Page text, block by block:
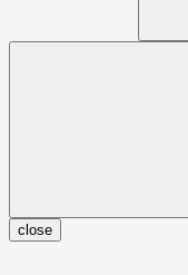
close